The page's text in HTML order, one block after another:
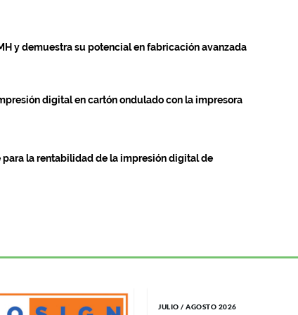
y demuestra su potencial en fabricación avanzada
digital en cartón ondulado con la impresora
para la rentabilidad de la impresión digital de
JULIO / AGOSTO 2026